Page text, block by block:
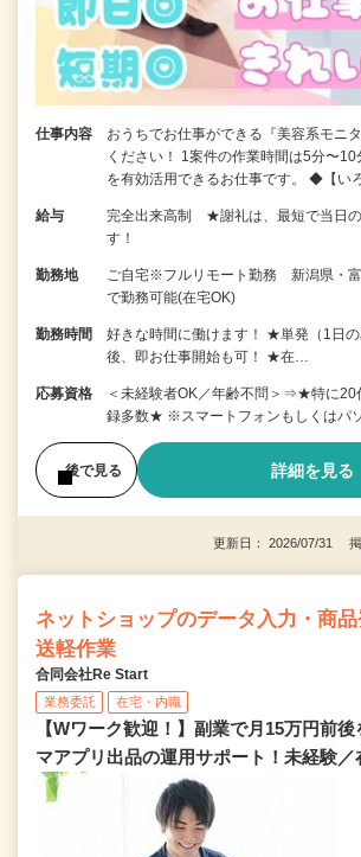
仕事内容
おうちでお仕事ができる『美容系モニ
ください！ 1案件の作業時間は5分〜10
を有効活用できるお仕事です。 ◆【い
給与
完全出来高制 ★謝礼は、最短で当日の
す！
勤務地
ご自宅※フルリモート勤務 新潟県・富
で勤務可能(在宅OK)
勤務時間
好きな時間に働けます！ ★単発（1日
後、即お仕事開始も可！ ★在…
応募資格
＜未経験者OK／年齢不問＞⇒★特に20
録多数★ ※スマートフォンもしくはパ
後で見る 詳細を見る
更新日： 2026/07/31 掲
ネットショップのデータ入力・商
送軽作業
合同会社Re Start
業務委託 在宅・内職
【Wワーク歓迎！】副業で月15万円前
マアプリ出品の運用サポート！未経験／